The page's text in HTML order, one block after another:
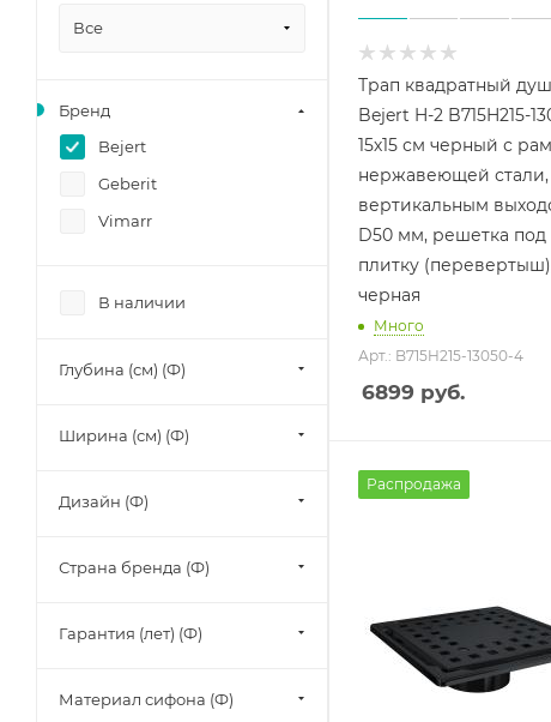
Трап квадратный
Bejert H-2 B715H215-
15х15 см черный с
нержавеющей стали,
вертикальным
D50 мм, решетка под
плитку
черная
Много
Арт.: B715H215-13050-4
6899 руб.
Распродажа
Все
Бренд
Bejert
Geberit
Vimarr
В наличии
Глубина (см) (Ф)
Ширина (см) (Ф)
Дизайн (Ф)
Страна бренда (Ф)
Гарантия (лет) (Ф)
Материал сифона (Ф)